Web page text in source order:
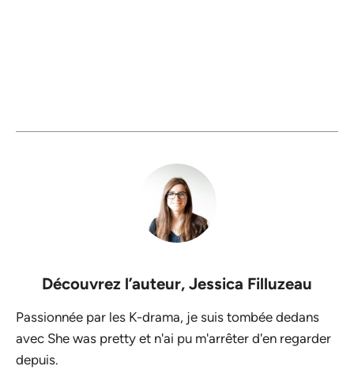
Découvrez l’auteur, Jessica Filluzeau
Passionnée par les K-drama, je suis tombée dedans
avec She was pretty et n'ai pu m'arrêter d'en regarder
depuis.